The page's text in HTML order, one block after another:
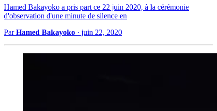
Hamed Bakayoko a pris part ce 22 juin 2020, à la cérémonie
d'observation d'une minute de silence en
ParHamed Bakayoko · juin 22, 2020